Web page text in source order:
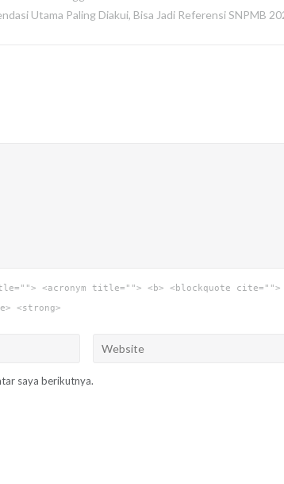
Utama Paling Diakui, Bisa Jadi Referensi SNPMB
<acronym title=""> <b> <blockquote cite="">
<strong>
saya berikutnya.